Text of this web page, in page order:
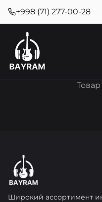
+998 (71) 277-00-28
Широкий ассортимент